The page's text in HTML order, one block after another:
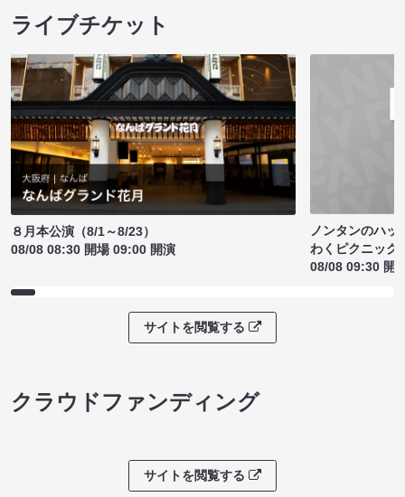
ライブチケット
８月本公演（8/1～8/23）
08/08 08:30 開場 09:00 開演
ノンタンのハッ
わくピクニック
08/08 09:30 開
サイトを閲覧する
クラウドファンディング
サイトを閲覧する